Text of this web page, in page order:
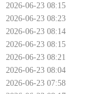
2026-06-23 08:15
2026-06-23 08:23
2026-06-23 08:14
2026-06-23 08:15
2026-06-23 08:21
2026-06-23 08:04
2026-06-23 07:58